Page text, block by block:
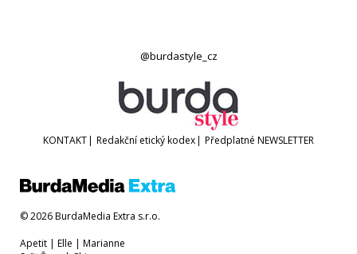
@burdastyle_cz
KONTAKT| Redakční etický kodex| Předplatné NEWSLETTER
© 2026 BurdaMedia Extra s.r.o.
Apetit | Elle | Marianne